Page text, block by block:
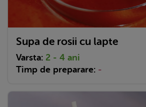
Supa de rosii cu lapte
Varsta: 2 - 4 ani
Timp de preparare: -